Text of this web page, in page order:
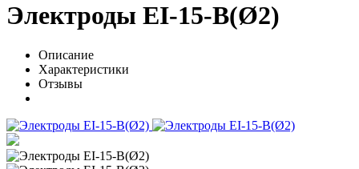
Электроды EI-15-B(Ø2)
Описание
Характеристики
Отзывы